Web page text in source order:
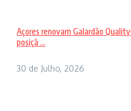
Açores renovam Galardão
posiçã ...
30 de Julho, 2026